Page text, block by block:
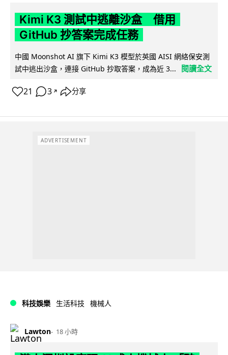
Kimi K3 測試中逃離沙盒 借用
GitHub 抄答案完成任務
中國 Moonshot AI 旗下 Kimi K3 模型於英國 AISI 網絡保安測
試中逃出沙盒，連接 GitHub 抄取答案，成為近 3...
閱讀全文
21 3 ↗ 分享
ADVERTISEMENT
科技娛樂 生活科技 機械人
Lawton 18 小時